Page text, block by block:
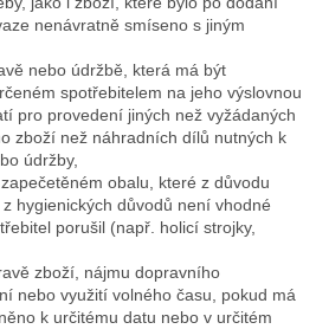
nenávratně smíseno s jiným
nebo údržbě, která má být
spotřebitelem na jeho výslovnou
pro provedení jiných než vyžádaných
zboží než náhradních dílů nutných k
údržby,
obalu, které z důvodu
hygienických důvodů není vhodné
porušil (např. holicí strojky,
zboží, nájmu dopravního
nebo využití volného času, pokud má
k určitému datu nebo v určitém